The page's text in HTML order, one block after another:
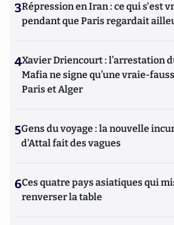
3Répression en Iran : ce qui s'est
pendant que Paris regardait
4Xavier Driencourt : l’arrestation
Mafia ne signe qu’une vraie-
Paris et Alger
5Gens du voyage : la nouvelle
d'Attal fait des vagues
6Ces quatre pays asiatiques qui
renverser la table